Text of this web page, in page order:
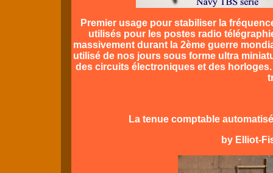
Premier usage pour stabiliser la
utilisés pour les postes radio
massivement durant la 2ème guerre
utilisé de nos jours sous forme ultra
des circuits électroniques et des
La tenue comptable
by Elliot-